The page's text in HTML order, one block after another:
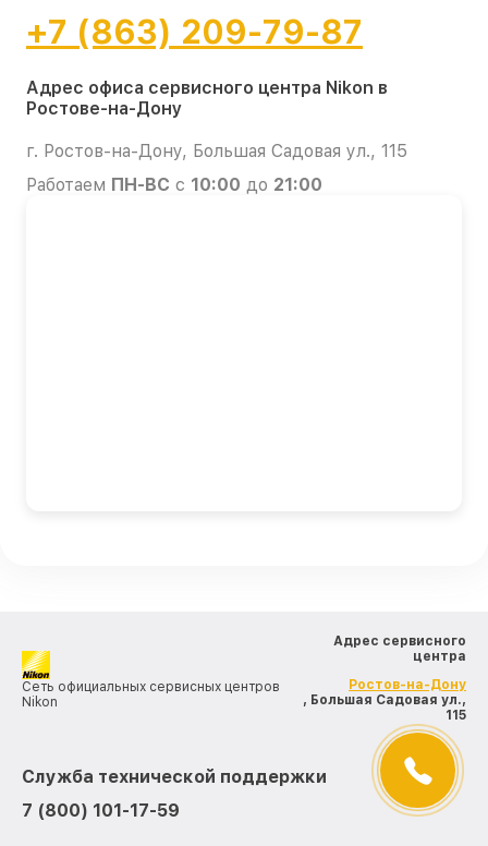
+7 (863) 209-79-87
Адрес офиса сервисного центра Nikon в
Ростове-на-Дону
г. Ростов-на-Дону, Большая Садовая ул., 115
Работаем ПН-ВС с 10:00 до 21:00
Сеть официальных сервисных центров
Nikon
Адрес сервисного
центра
Ростов-на-Дону
, Большая Садовая ул.,
115
Служба технической поддержки
7 (800) 101-17-59